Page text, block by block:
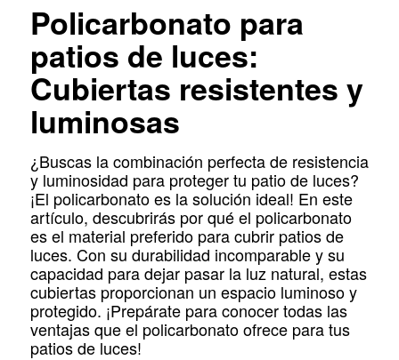
Policarbonato para
patios de luces:
Cubiertas resistentes y
luminosas
¿Buscas la combinación perfecta de resistencia
y luminosidad para proteger tu patio de luces?
¡El policarbonato es la solución ideal! En este
artículo, descubrirás por qué el policarbonato
es el material preferido para cubrir patios de
luces. Con su durabilidad incomparable y su
capacidad para dejar pasar la luz natural, estas
cubiertas proporcionan un espacio luminoso y
protegido. ¡Prepárate para conocer todas las
ventajas que el policarbonato ofrece para tus
patios de luces!